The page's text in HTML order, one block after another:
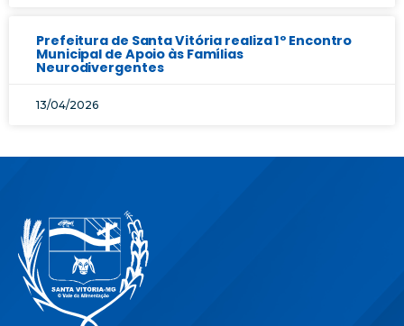
Prefeitura de Santa Vitória realiza 1º Encontro
Municipal de Apoio às Famílias
Neurodivergentes
13/04/2026